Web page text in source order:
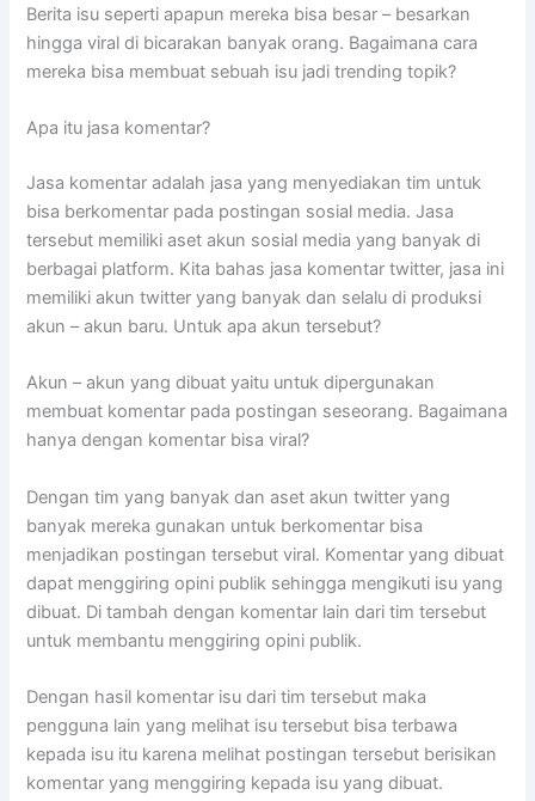
Berita isu seperti apapun mereka bisa besar – besarkan
hingga viral di bicarakan banyak orang. Bagaimana cara
mereka bisa membuat sebuah isu jadi trending topik?
Apa itu jasa komentar?
Jasa komentar adalah jasa yang menyediakan tim untuk
bisa berkomentar pada postingan sosial media. Jasa
tersebut memiliki aset akun sosial media yang banyak di
berbagai platform. Kita bahas jasa komentar twitter, jasa ini
memiliki akun twitter yang banyak dan selalu di produksi
akun – akun baru. Untuk apa akun tersebut?
Akun – akun yang dibuat yaitu untuk dipergunakan
membuat komentar pada postingan seseorang. Bagaimana
hanya dengan komentar bisa viral?
Dengan tim yang banyak dan aset akun twitter yang
banyak mereka gunakan untuk berkomentar bisa
menjadikan postingan tersebut viral. Komentar yang dibuat
dapat menggiring opini publik sehingga mengikuti isu yang
dibuat. Di tambah dengan komentar lain dari tim tersebut
untuk membantu menggiring opini publik.
Dengan hasil komentar isu dari tim tersebut maka
pengguna lain yang melihat isu tersebut bisa terbawa
kepada isu itu karena melihat postingan tersebut berisikan
komentar yang menggiring kepada isu yang dibuat.